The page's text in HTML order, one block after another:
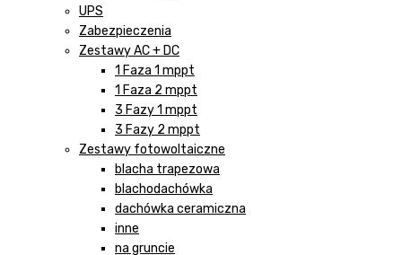
UPS
Zabezpieczenia
Zestawy AC + DC
1 Faza 1 mppt
1 Faza 2 mppt
3 Fazy 1 mppt
3 Fazy 2 mppt
Zestawy fotowoltaiczne
blacha trapezowa
blachodachówka
dachówka ceramiczna
inne
na gruncie